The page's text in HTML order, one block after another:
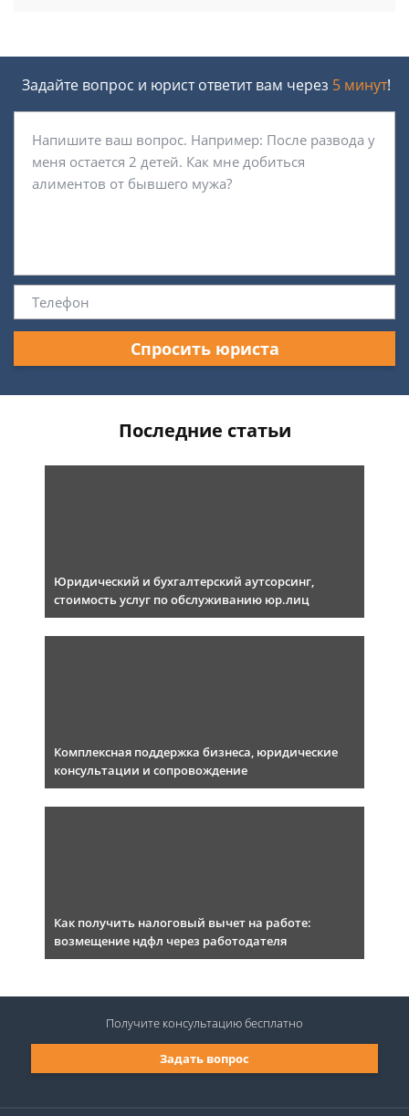
Задайте вопрос и юрист ответит вам через 5 минут!
Спросить юриста
Последние статьи
Юридический и бухгалтерский аутсорсинг,
стоимость услуг по обслуживанию юр.лиц
Комплексная поддержка бизнеса, юридические
консультации и сопровождение
Как получить налоговый вычет на работе:
возмещение ндфл через работодателя
Задать вопрос
Получите консультациюбесплатно